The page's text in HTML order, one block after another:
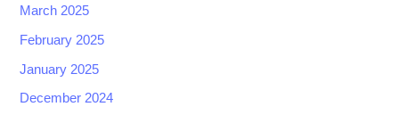
March 2025
February 2025
January 2025
December 2024